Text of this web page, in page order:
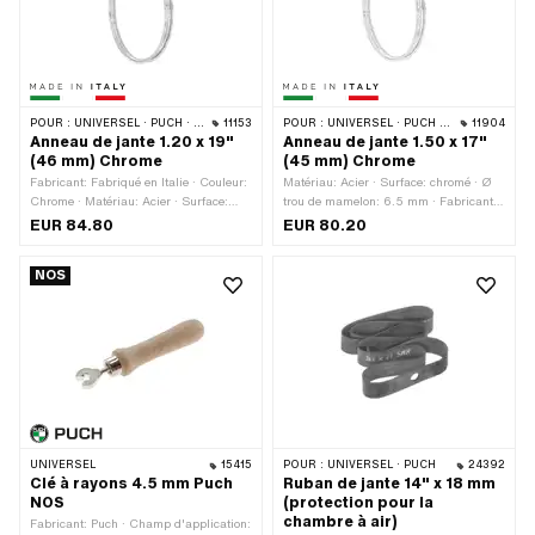
POUR : UNIVERSEL · PUCH · SACHS 11153
Anneau de jante 1.20 x 19"
(46 mm) Chrome
Fabricant: Fabriqué en Italie · Couleur:
Chrome · Matériau: Acier · Surface:
chromé · Diamètre nominal: 482 mm ·
l'extérieur: 45.8 mm · Ouverture de
[mm]: 29.5 mm · Ø trou de mamelon:
5.3 mm · Nombre de trous de rayons:
EUR 84.80
POUR : UNIVERSEL · PUCH · SACHS · ZÜNDAPP BELMONDO 11904
Anneau de jante 1.50 x 17"
(45 mm) Chrome
Matériau: Acier · Surface: chromé · Ø
trou de mamelon: 6.5 mm · Fabricant:
Fabriqué en Italie · Couleur: Chrome ·
Ouverture de bouche [pouces]: 1.5 " ·
Ouverture [mm]: 38.5 mm · Taille des
roues: 17 " · Largeur totale à
l'extérieur: 56 mm · Nombre de trous
de rayons: 36 pcs
EUR 80.20
NOS
UNIVERSEL 15415
Clé à rayons 4.5 mm Puch
NOS
Fabricant: Puch · Champ d'application:
POUR : UNIVERSEL · PUCH 24392
Ruban de jante 14" x 18 mm
(protection pour la
chambre à air)